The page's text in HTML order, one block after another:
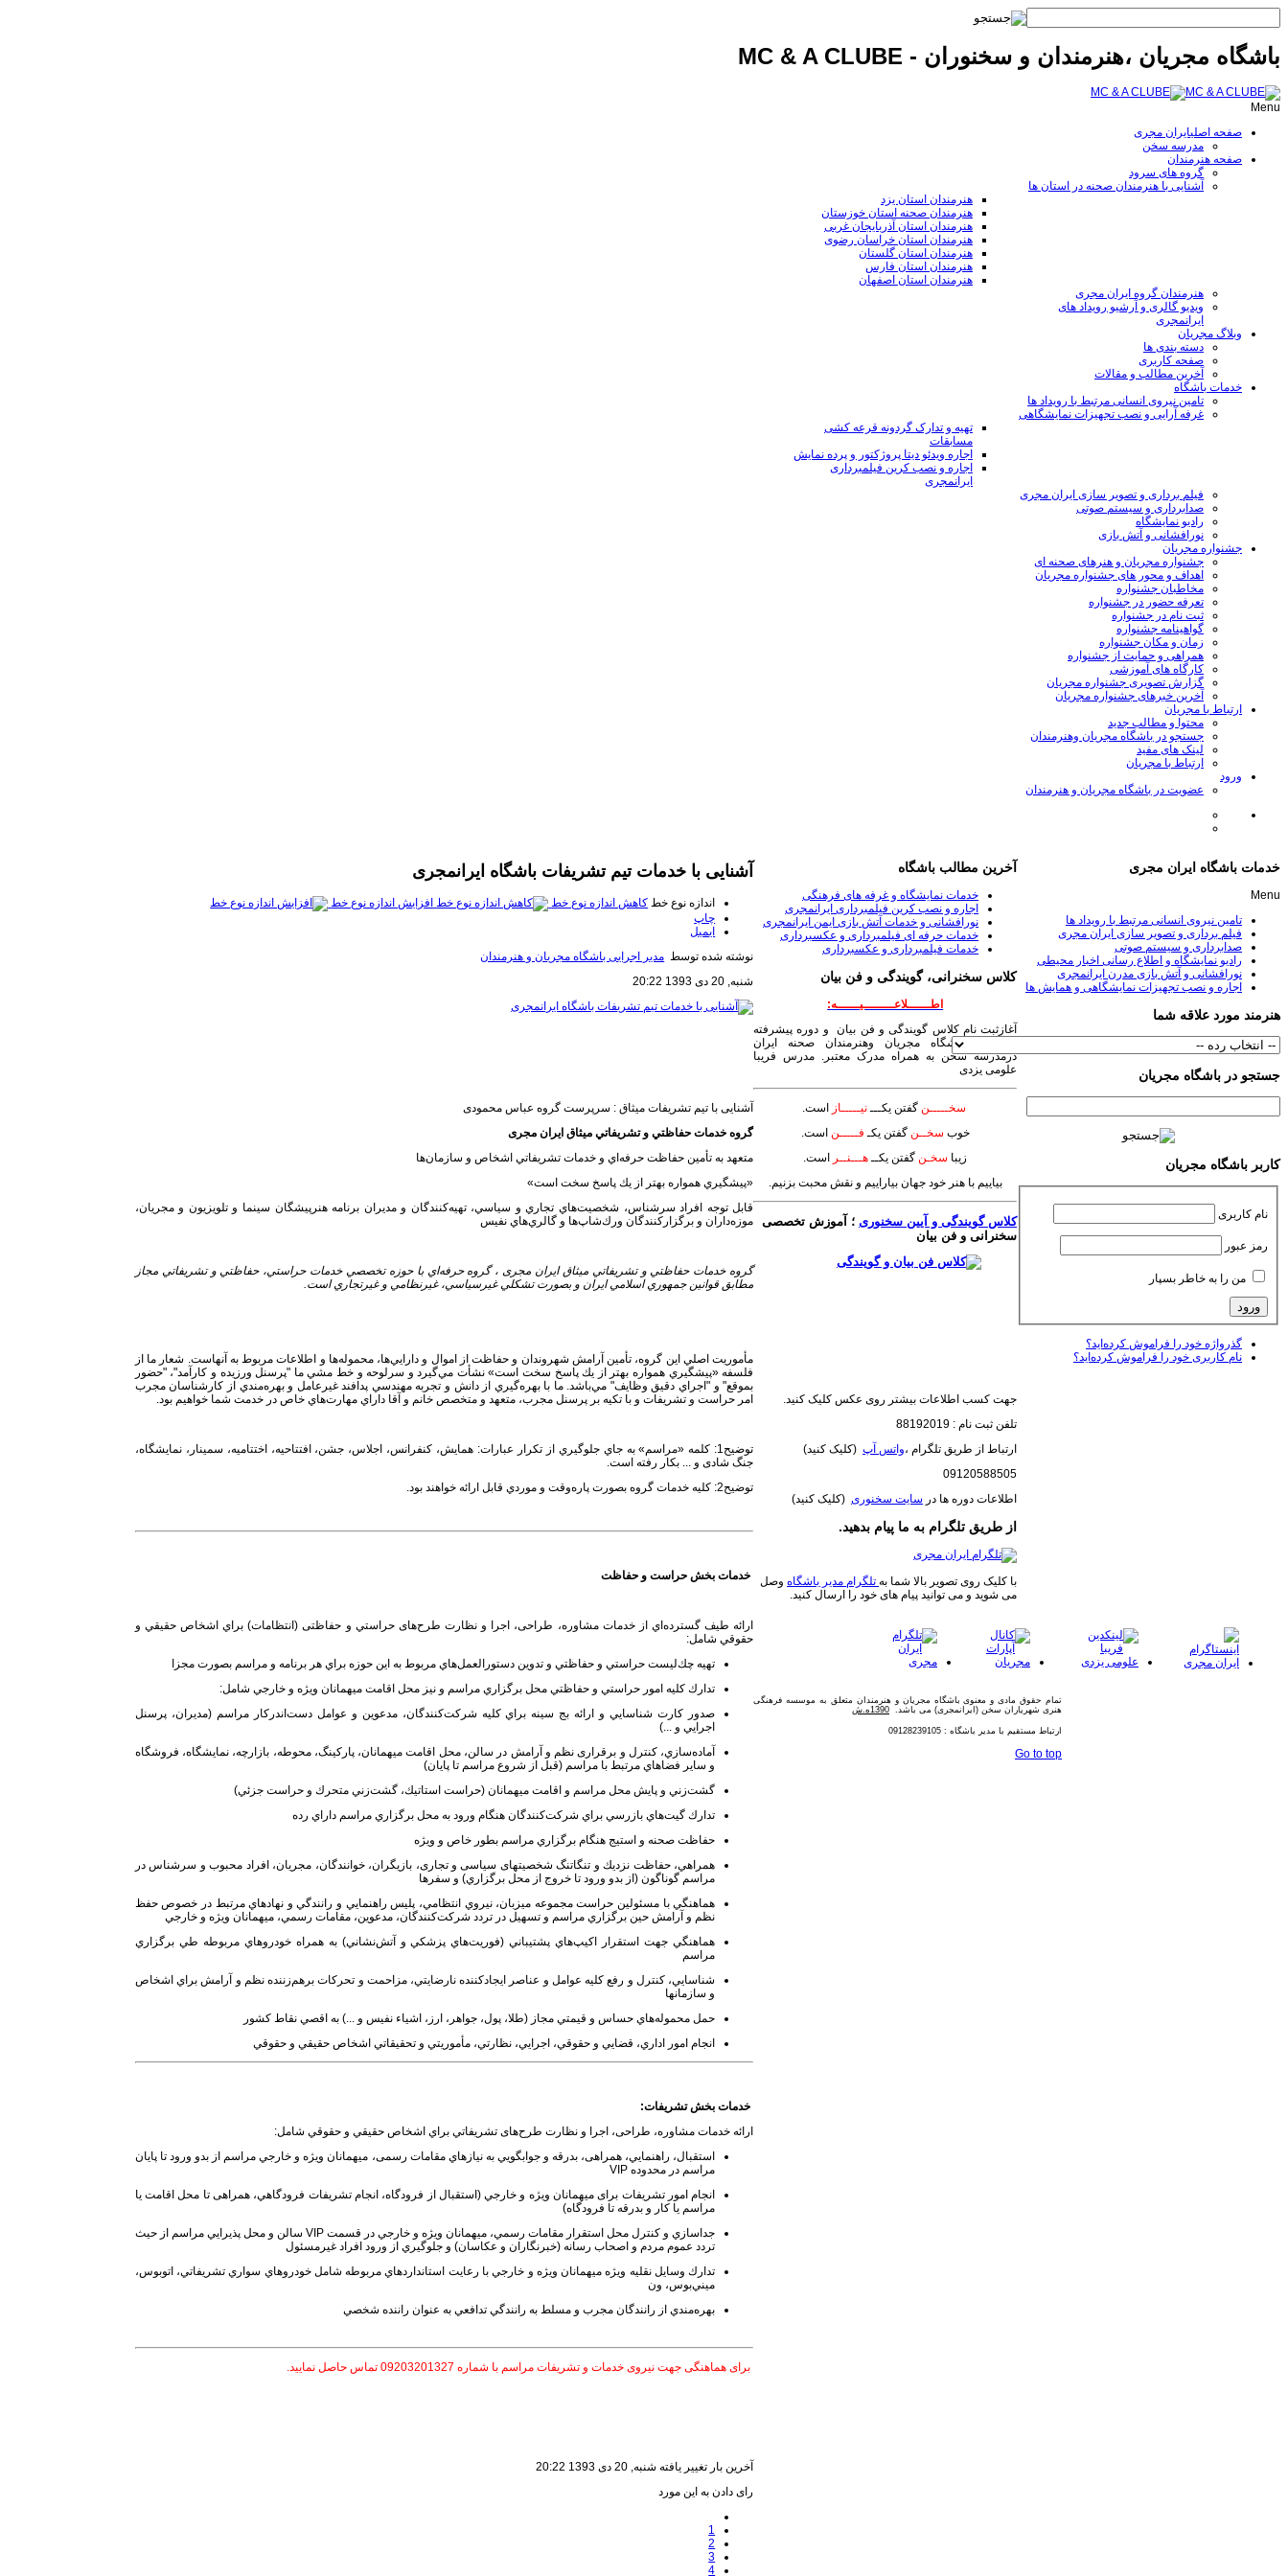
باشگاه مجریان ،هنرمندان و سخنوران - MC & A CLUBE
Menu
صفحه اصلیایران مجری
مدرسه سخن
صفحه هنرمندان
گروه های سرود
آشنایی با هنرمندان صحنه در استان ها
هنرمندان استان یزد
هنرمندان صحنه استان خوزستان
هنرمندان استان آذربایجان غربی
هنرمندان استان خراسان رضوی
هنرمندان استان گلستان
هنرمندان استان فارس
هنرمندان استان اصفهان
هنرمندان گروه ایران مجری
ویدیو گالری و آرشیو رویداد های
ایرانمجری
وبلاگ مجریان
دسته بندی ها
صفحه کاربری
آخرین مطالب و مقالات
خدمات باشگاه
تامین نیروی انسانی مرتبط با رویداد ها
غرفه آرایی و نصب تجهیزات نمایشگاهی
تهیه و تدارک گردونه قرعه کشی
مسابقات
اجاره ویدئو دیتا پروژکتور و پرده نمایش
اجاره و نصب کرین فیلمبرداری
ایرانمجری
فیلم برداری و تصویر سازی ایران مجری
صدابرداری و سیستم صوتی
رادیو نمایشگاه
نورافشانی و آتش بازی
جشنواره مجریان
جشنواره مجریان و هنرهای صحنه ای
اهداف و محور های جشنواره مجریان
مخاطبان جشنواره
تعرفه حضور در جشنواره
ثبت نام در جشنواره
گواهینامه جشنواره
زمان و مکان جشنواره
همراهی و حمایت از جشنواره
کارگاه های آموزشی
گزارش تصویری جشنواره مجریان
آخرین خبرهای جشنواره مجریان
ارتباط با مجریان
محتوا و مطالب جدید
جستجو در باشگاه مجریان وهنرمندان
لینک های مفید
ارتباط با مجریان
ورود
عضویت در باشگاه مجریان و هنرمندان
آشنایی با خدمات تیم تشریفات باشگاه ایرانمجری
اندازه نوع خط کاهش اندازه نوع خط
افزایش اندازه نوع خط
چاپ
ایمیل
نوشته شده توسط مدیر اجرایی باشگاه مجریان و هنرمندان
شنبه, 20 دی 1393 20:22
آشنایی با تیم تشریفات میثاق : سرپرست گروه عباس محمودی
گروه خدمات حفاظتي و تشريفاتي ميثاق ایران مجری
متعهد به تأمين حفاظت حرفه‌اي و خدمات تشريفاتي اشخاص و سازمان‌ها
«پيشگيري همواره بهتر از يك پاسخ سخت است»
قابل توجه افراد سرشناس، شخصيت‌هاي تجاري و سياسي، تهيه‌كنندگان و مديران برنامه هنرپيشگان سينما و تلويزيون و مجريان،
موزه‌داران و برگزاركنندگان ورك‌شاپ‌ها و گالري‌هاي نفيس
گروه خدمات حفاظتي و تشريفاتي ميثاق ایران مجری ، گروه حرفه‌اي با حوزه تخصصي خدمات حراستي، حفاظتي و تشريفاتي مجاز
مطابق قوانين جمهوري اسلامي ايران و بصورت تشكلي غيرسياسي، غيرنظامي و غيرتجاري است.
مأموريت اصلي اين گروه، تأمين آرامش شهروندان و حفاظت از اموال و دارايي‌ها، محموله‌ها و اطلاعات مربوط به آنهاست. شعار ما از
فلسفه «پيشگيري همواره بهتر از يك پاسخ سخت است» نشأت مي‌گيرد و سرلوحه و خط مشي ما "پرسنل ورزيده و كارآمد"، "حضور
بموقع" و "اجراي دقيق وظايف" مي‌باشد. ما با بهره‌گيري از دانش و تجربه مهندسي پدافند غيرعامل و بهره‌مندي از كارشناسان مجرب
امر حراست و تشريفات و با تكيه بر پرسنل مجرب، متعهد و متخصص خانم و آقا داراي مهارت‌هاي خاص در خدمت شما خواهيم بود.
توضيح1: كلمه «مراسم» به جاي جلوگيري از تكرار عبارات: همایش، كنفرانس‌، اجلاس‌، جشن‌، افتتاحيه،‌ اختتاميه، سمینار، نمایشگاه‌،
جنگ‌ شادی و ... بكار رفته است.
توضيح2: كليه خدمات گروه بصورت پاره‌وقت و موردي قابل ارائه خواهند بود.
خدمات بخش حراست و حفاظت
ارائه‌ طيف گسترده‌اي از خدمات مشاوره، طراحی، اجرا و نظارت طرح‌های حراستي و حفاظتی (انتظامات) براي اشخاص حقيقي و
حقوقي شامل:
تهيه چك‌ليست حراستي و حفاظتي و تدوين دستورالعمل‌هاي مربوط به اين حوزه براي هر برنامه و مراسم بصورت مجزا
تدارك كليه امور حراستي و حفاظتي محل برگزاري مراسم و نيز محل اقامت ميهمانان ويژه و خارجي شامل:
صدور كارت شناسايي و ارائه بج سينه براي كليه شركت‌كنندگان، مدعوين و عوامل دست‌اندركار مراسم (مديران، پرسنل
اجرايي و ...)
آماده‌سازي، كنترل و برقراری نظم و آرامش در سالن، محل اقامت ميهمانان، پارکینگ، محوطه، بازارچه، نمایشگاه، فروشگاه
و ساير فضاهاي مرتبط با مراسم (قبل از شروع مراسم تا پايان)
گشت‌زني و پايش محل مراسم و اقامت ميهمانان (حراست استاتيك، گشت‌زني متحرك و حراست جزئي)
تدارك گيت‌هاي بازرسي براي شركت‌كنندگان هنگام ورود به محل برگزاري مراسم داراي رده
حفاظت صحنه و استيج هنگام برگزاري مراسم بطور خاص و ويژه
همراهي، حفاظت نزديك و تنگاتنگ شخصیتهای سیاسی و تجاری، بازيگران، خوانندگان، مجريان، افراد محبوب و سرشناس در
مراسم گوناگون (از بدو ورود تا خروج از محل برگزاري) و سفرها
هماهنگي با مسئولين حراست مجموعه‌ ميزبان، نيروي انتظامي، پليس راهنمايي و رانندگي و نهادهاي مرتبط در خصوص حفظ
نظم و آرامش حين برگزاري مراسم و تسهيل در تردد شركت‌كنندگان، مدعوين، مقامات رسمي، ميهمانان ويژه و خارجي
هماهنگي جهت استقرار اكيپ‌هاي پشتيباني (فوريت‌هاي پزشكي و آتش‌نشاني) به همراه خودروهاي مربوطه طي برگزاري
مراسم
شناسايي، كنترل و رفع كليه عوامل و عناصر ايجادكننده نارضايتي، مزاحمت و تحركات برهم‌زننده نظم و آرامش براي اشخاص
و سازمانها
حمل محموله‌هاي حساس و قيمتي مجاز (طلا، پول، جواهر، ارز، اشياء نفيس و ...) به اقصي نقاط كشور
انجام امور اداري، قضايي و حقوقي، اجرايي، نظارتي، مأموريتي و تحقيقاتي اشخاص حقيقي و حقوقي
خدمات بخش تشريفات:
ارائه‌ خدمات مشاوره، طراحی، اجرا و نظارت طرح‌های تشريفاتي براي اشخاص حقيقي و حقوقي شامل:
استقبال، راهنمايي، همراهی، بدرقه و جوابگويي به نيازهاي مقامات رسمی، میهمانان ویژه و خارجي مراسم از بدو ورود تا پايان
مراسم در محدوده VIP
انجام امور تشریفات برای ميهمانان ويژه و خارجي (استقبال از فرودگاه، انجام تشريفات فرودگاهي، همراهی تا محل اقامت یا
مراسم یا کار و بدرقه تا فرودگاه)
جداسازي و كنترل محل استقرار مقامات رسمي، ميهمانان ويژه و خارجي در قسمت VIP سالن و محل پذيرايي مراسم از حيث
تردد عموم مردم و اصحاب رسانه (خبرنگاران و عكاسان) و جلوگيري از ورود افراد غيرمسئول
تدارك وسايل نقليه ويژه ميهمانان ويژه و خارجي با رعايت استانداردهاي مربوطه شامل خودروهاي سواري تشريفاتي، اتوبوس،
ميني‌بوس، ون
بهره‌مندي از رانندگان مجرب و مسلط به رانندگي تدافعي به عنوان راننده شخصي
برای هماهنگی جهت نیروی خدمات و تشریفات مراسم با شماره 09203201327 تماس حاصل نمایید.
آخرین بار تغییر یافته شنبه, 20 دی 1393 20:22
رای دادن به این مورد
1
2
3
4
آخرین مطالب باشگاه
خدمات نمایشگاه و غرفه های فرهنگی
اجاره و نصب کرین فیلمبرداری ایرانمجری
نورافشانی و خدمات آتش بازی ایمن ایرانمجری
خدمات حرفه ای فیلمبرداری و عکسبرداری
خدمات فیلمبرداری و عکسبرداری
کلاس سخنرانی، گویندگی و فن بیان
اطــــــلاعــــــــیــــــه:
آغازثبت نام کلاس گویندگی و فن بیان و دوره پیشرفته
سخنرانی باشگاه مجریان وهنرمندان صحنه ایران
درمدرسه سخن به همراه مدرک معتبر. مدرس فریبا
علومی یزدی
سخـــــن گفتن یکـــنیـــــاز
است.
خوب سخــن گفتن یکـ فـــــن است.
زیبا سخـنگفتن یکــهـــنــر
است.
بیاییم با هنر خود جهان بیاراییم و نقش محبت بزنیم.
کلاس گویندگی و آیین سخنوری؛ آموزش تخصصی
سخنرانی و فن بیان
جهت کسب اطلاعات بیشتر روی عکس کلیک کنید.
تلفن ثبت نام : 88192019
ارتباط از طریق تلگرام ،واتس آپ(کلیک کنید)
09120588505
اطلاعات دوره ها در سایت سخنوری(کلیک کنید)
از طریق تلگرام به ما پیام بدهید.
با کلیک روی تصویر بالا شما بهتلگرام مدیر باشگاهوصل
می شوید و می توانید پیام های خود را ارسال کنید.
خدمات باشگاه ایران مجری
Menu
تامین نیروی انسانی مرتبط با رویداد ها
فیلم برداری و تصویر سازی ایران مجری
صدابرداری و سیستم صوتی
رادیو نمایشگاه و اطلاع رسانی اخبار محیطی
نورافشانی و آتش بازی مدرن ایرانمجری
اجاره و نصب تجهیزات نمایشگاهی و همایش ها
هنرمند مورد علاقه شما
جستجو در باشگاه مجریان
کاربر باشگاه مجریان
نام کاربری
رمز عبور
من را به خاطر بسپار
گذرواژه خود را فراموش کرده‌اید؟
نام کاربری خود را فراموش کرده‌اید؟
تمام حقوق مادی و معنوی باشگاه مجریان و هنرمندان متعلق به موسسه فرهنگی
هنری شهریاران سخن (ایرانمجری) می باشد. 1390ه.ش
ارتباط مستقیم با مدیر باشگاه : 09128239105
Go to top